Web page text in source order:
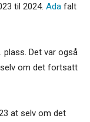
til 2024. Ada falt
plass. Det var også
om det fortsatt
at selv om det